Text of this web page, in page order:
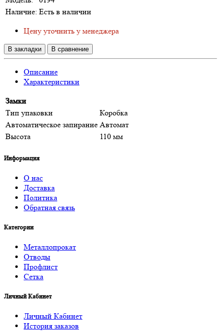
Наличие: Есть в наличии
Цену уточнить у менеджера
В закладки В сравнение
Описание
Характеристики
Замки
Тип упаковки
Коробка
Автоматическое запирание Автомат
Высота
110 мм
Информация
О нас
Доставка
Политика
Обратная связь
Категории
Металлопрокат
Отводы
Профлист
Сетка
Личный Кабинет
Личный Кабинет
История заказов